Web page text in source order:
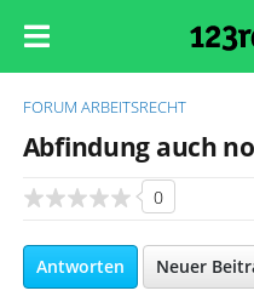
FORUM ARBEITSRECHT
Abfindung auch
0
Antworten Neuer